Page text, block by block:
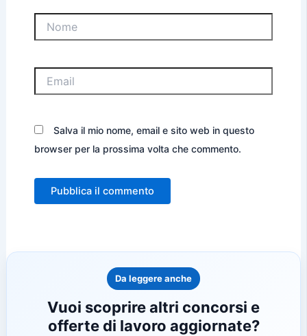
Salva il mio nome, email e sito web in questo
browser per la prossima volta che commento.
Da leggere anche
Vuoi scoprire altri concorsi e
offerte di lavoro aggiornate?